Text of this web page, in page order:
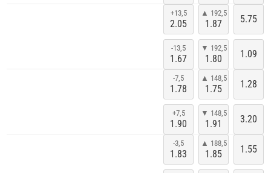
+13,5
2.05
-13,5
1.67
▲ 192,5
1.87
▼ 192,5
1.80
5.75
1.09
-7,5
1.78
+7,5
1.90
▲ 148,5
1.75
▼ 148,5
1.91
1.28
3.20
-3,5
1.83
▲ 188,5
1.85 1.55